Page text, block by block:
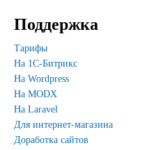
Поддержка
Тарифы
На 1С-Битрикс
На Wordpress
На MODX
На Laravel
Для интернет-магазина
Доработка сайтов